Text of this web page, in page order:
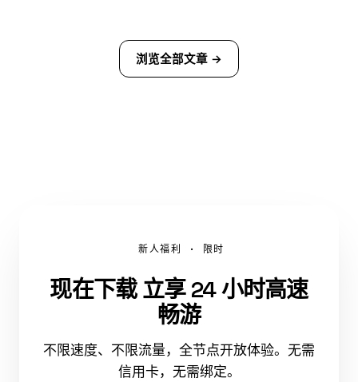
浏览全部文章 →
新人福利 · 限时
现在下载 立享 24 小时高速
畅游
不限速度、不限流量，全节点开放体验。无需
信用卡，无需绑定。